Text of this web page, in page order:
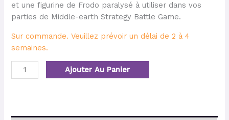
et une figurine de Frodo paralysé à utiliser dans vos
parties de Middle-earth Strategy Battle Game.
Sur commande. Veuillez prévoir un délai de 2 à 4
semaines.
Ajouter Au Panier